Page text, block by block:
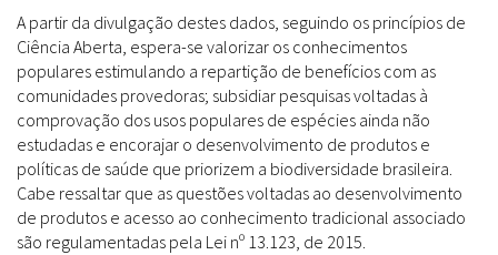
A partir da divulgação destes dados, seguindo os princípios de
Ciência Aberta, espera-se valorizar os conhecimentos
populares estimulando a repartição de benefícios com as
comunidades provedoras; subsidiar pesquisas voltadas à
comprovação dos usos populares de espécies ainda não
estudadas e encorajar o desenvolvimento de produtos e
políticas de saúde que priorizem a biodiversidade brasileira.
Cabe ressaltar que as questões voltadas ao desenvolvimento
de produtos e acesso ao conhecimento tradicional associado
são regulamentadas pela Lei nº 13.123, de 2015.